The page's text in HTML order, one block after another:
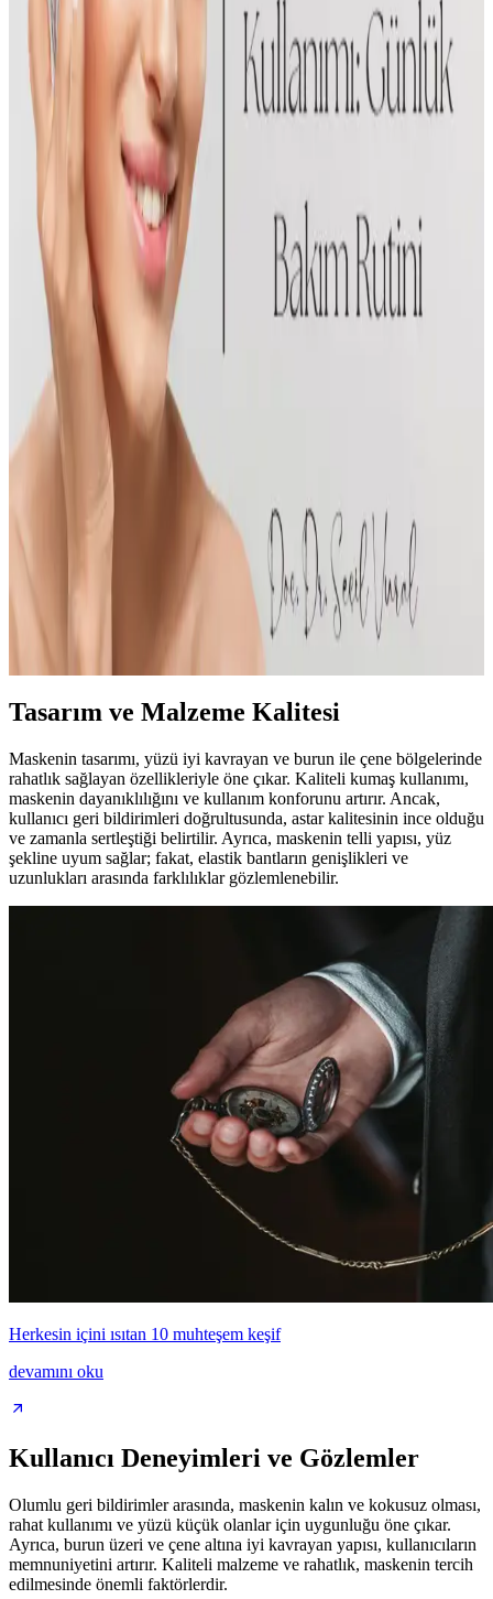
Makyaj Sonrası Maske Kullanımında Makyajın
Dayanıklılığını Artırma Yöntemleri ve Ürün Seçimi
Makyajın maskeye bulaşmasını azaltmak için ince katman
uygulama, pudrayı bastırma ve mat bazlar tercih edilmelidir.
Sabitleyici spreyler ve maske destek çerçeveleri makyajın kalıcılığını
artırır.
Akne ve Siyah Noktalar İçin Etkili Maske Kullanımı
ve Cilt Sağlığı İpuçları
Akne ve siyah nokta sorunlarını hedefleyen maskelerin içerikleri,
kullanımı ve seçimi hakkında detaylı bilgiler, cilt sağlığını koruma ve
iyileştirme yolları anlatılıyor.
EVONY Maske Black Elastik Kulaklı ile EVONY
Cerrahi Maske Siyah Karşılaştırması
Bu karşılaştırma EVONY Maske Black Elastik Kulaklı ile EVONY
Yumuşak Elastik Kulaklı Cerrahi Maskelerin filtrasyon, konfor,
burun teli uyumu ve katman yapısını veriye dayalı olarak
karşılaştırır; kullanıcı geri bildirimleri özetlenir. Bu değerlendirme,
her iki ürünün güvenlik standartlarını ve kullanıcı deneyimini bir
Doğru Ürün Kullanımı ve Cilt Bakımı İçin Bilimsel
ve Pratik Yaklaşımlar
Cilt bakımı, doğru ürün seçimi ve düzenli kullanım ile sağlıklı ve
genç görünen cilde ulaşmayı sağlar. Her cilt tipi için uygun ürünler
Tasarım ve Malzeme Kalitesi
Maskenin tasarımı, yüzü iyi kavrayan ve burun ile çene bölgelerinde
rahatlık sağlayan özellikleriyle öne çıkar. Kaliteli kumaş kullanımı,
maskenin dayanıklılığını ve kullanım konforunu artırır. Ancak,
kullanıcı geri bildirimleri doğrultusunda, astar kalitesinin ince olduğu
ve zamanla sertleştiği belirtilir. Ayrıca, maskenin telli yapısı, yüz
şekline uyum sağlar; fakat, elastik bantların genişlikleri ve
uzunlukları arasında farklılıklar gözlemlenebilir.
Herkesin içini ısıtan 10 muhteşem keşif
devamını oku
Kullanıcı Deneyimleri ve Gözlemler
Olumlu geri bildirimler arasında, maskenin kalın ve kokusuz olması,
rahat kullanımı ve yüzü küçük olanlar için uygunluğu öne çıkar.
Ayrıca, burun üzeri ve çene altına iyi kavrayan yapısı, kullanıcıların
memnuniyetini artırır. Kaliteli malzeme ve rahatlık, maskenin tercih
edilmesinde önemli faktörlerdir.